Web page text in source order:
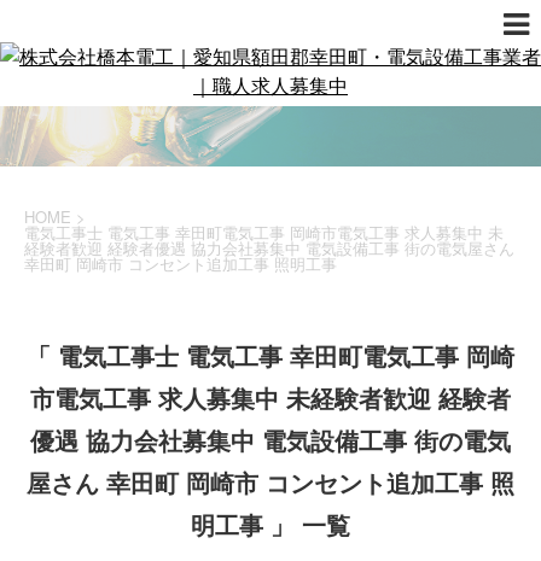
HOME >
電気工事士 電気工事 幸田町電気工事 岡崎市電気工事 求人募集中 未
経験者歓迎 経験者優遇 協力会社募集中 電気設備工事 街の電気屋さん
幸田町 岡崎市 コンセント追加工事 照明工事
「 電気工事士 電気工事 幸田町電気工事 岡崎
市電気工事 求人募集中 未経験者歓迎 経験者
優遇 協力会社募集中 電気設備工事 街の電気
屋さん 幸田町 岡崎市 コンセント追加工事 照
明工事 」 一覧